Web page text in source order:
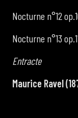
Nocturne n°12
Nocturne n°13
Entracte
Maurice Ravel